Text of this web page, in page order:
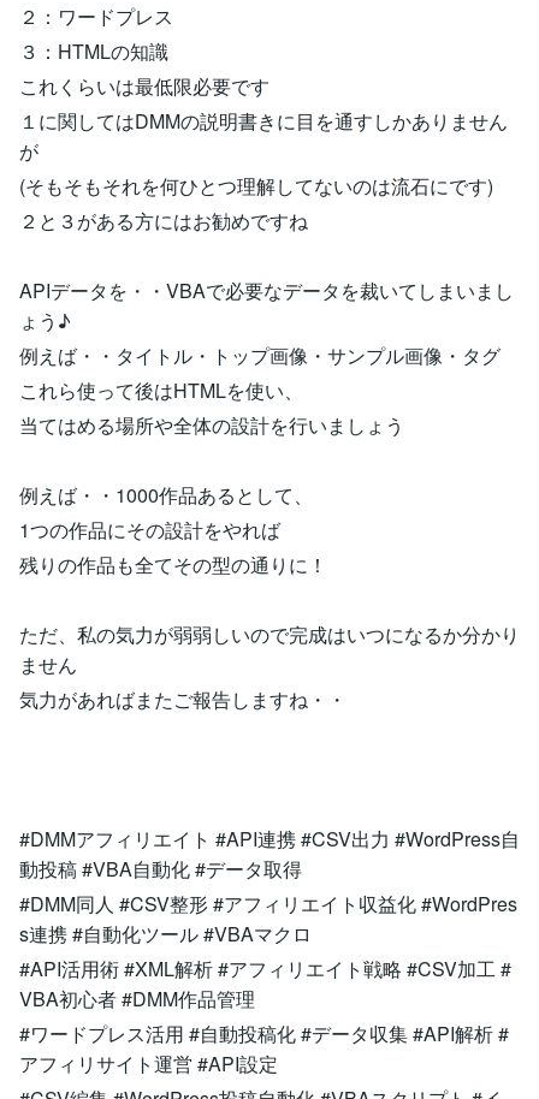
２：ワードプレス
３：HTMLの知識
これくらいは最低限必要です
１に関してはDMMの説明書きに目を通すしかありません
が
(そもそもそれを何ひとつ理解してないのは流石にです)
２と３がある方にはお勧めですね
APIデータを・・VBAで必要なデータを裁いてしまいまし
ょう♪
例えば・・タイトル・トップ画像・サンプル画像・タグ
これら使って後はHTMLを使い、
当てはめる場所や全体の設計を行いましょう
例えば・・1000作品あるとして、
1つの作品にその設計をやれば
残りの作品も全てその型の通りに！
ただ、私の気力が弱弱しいので完成はいつになるか分かり
ません
気力があればまたご報告しますね・・
#DMMアフィリエイト #API連携 #CSV出力 #WordPress自
動投稿 #VBA自動化 #データ取得
#DMM同人 #CSV整形 #アフィリエイト収益化 #WordPres
s連携 #自動化ツール #VBAマクロ
#API活用術 #XML解析 #アフィリエイト戦略 #CSV加工 #
VBA初心者 #DMM作品管理
#ワードプレス活用 #自動投稿化 #データ収集 #API解析 #
アフィリサイト運営 #API設定